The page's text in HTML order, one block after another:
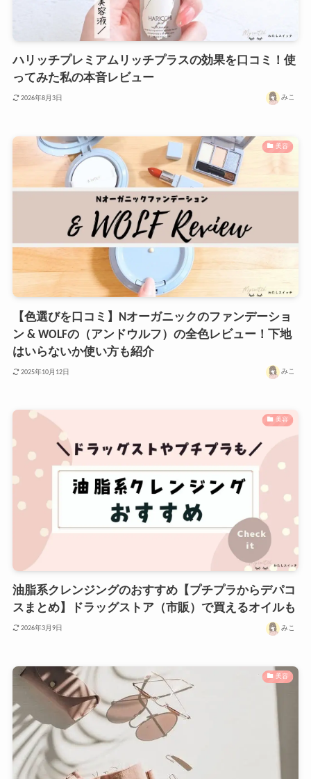
ハリッチプレミアムリッチプラスの効果を口コミ！使
ってみた私の本音レビュー
2026年8月3日 みこ
美容
【色選びを口コミ】Nオーガニックのファンデーショ
ン & WOLFの（アンドウルフ）の全色レビュー！下地
はいらないか使い方も紹介
2025年10月12日 みこ
美容
油脂系クレンジングのおすすめ【プチプラからデパコ
スまとめ】ドラッグストア（市販）で買えるオイルも
2026年3月9日 みこ
美容